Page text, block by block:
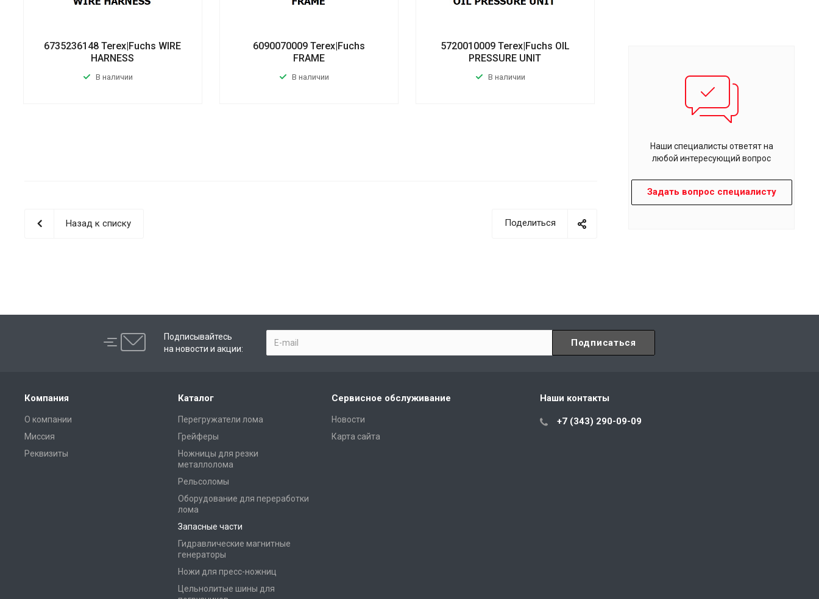
6735236148 Terex|Fuchs WIRE
HARNESS
В наличии
6090070009 Terex|Fuchs
FRAME
В наличии
5720010009 Terex|Fuchs OIL
PRESSURE UNIT
В наличии
Наши специалисты ответят на
любой интересующий вопрос
Задать вопрос специалисту
Поделиться
Назад к списку
Подписывайтесь
на новости и акции:
Компания
О компании
Миссия
Реквизиты
Каталог
Перегружатели лома
Грейферы
Ножницы для резки
металлолома
Рельсоломы
Оборудование для переработки
лома
Запасные части
Гидравлические магнитные
генераторы
Ножи для пресс-ножниц
Цельнолитые шины для
Сервисное обслуживание
Новости
Карта сайта
Наши контакты
+7 (343) 290-09-09